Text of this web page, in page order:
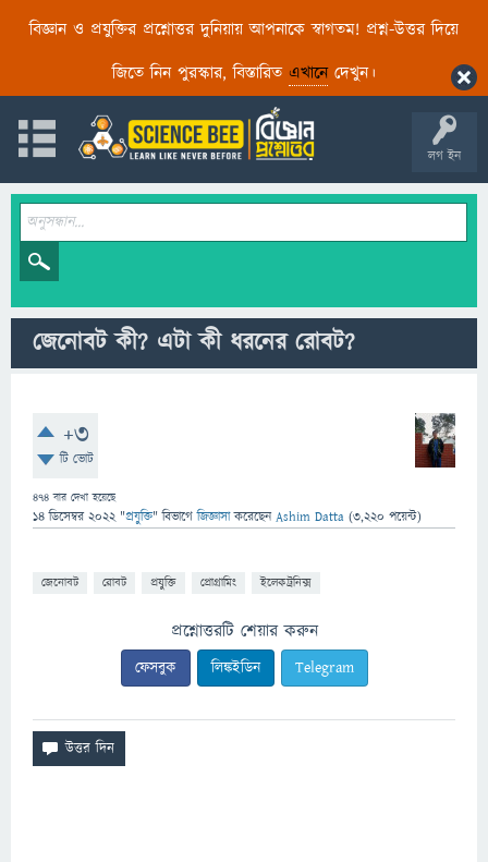
বিজ্ঞান ও প্রযুক্তির প্রশ্নোত্তর দুনিয়ায় আপনাকে স্বাগতম! প্রশ্ন-উত্তর দিয়ে
জিতে নিন পুরস্কার, বিস্তারিত এখানেদেখুন।
লগ ইন
জেনোবট কী? এটা কী ধরনের রোবট?
+3
টি ভোট
474 বার দেখা হয়েছে
14 ডিসেম্বর 2022 "প্রযুক্তি" বিভাগে জিজ্ঞাসাকরেছেনAshim Datta (3,220 পয়েন্ট)
জেনোবট রোবট প্রযুক্তি প্রোগ্রামিং ইলেকট্রনিক্স
প্রশ্নোত্তরটি শেয়ার করুন
ফেসবুক লিঙ্কইডিন Telegram